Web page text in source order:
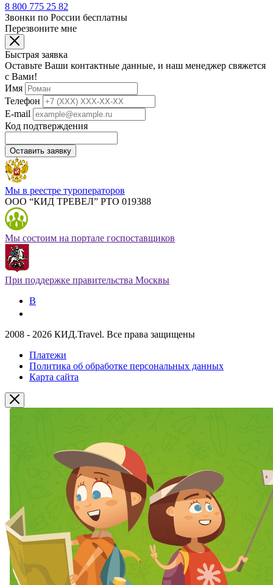
8 800 775 25 82
Звонки по России бесплатны
Перезвоните мне
Быстрая заявка
Оставьте Ваши контактные данные, и наш менеджер свяжется
с Вами!
Имя
Телефон
E-mail
Код подтверждения
Оставить заявку
Мы в реестре туроператоров
ООО “КИД ТРЕВЕЛ” РТО 019388
Мы состоим на портале госпоставщиков
При поддержке правительства Москвы
В
2008 - 2026 КИД.Travel. Все права защищены
Платежи
Политика об обработке персональных данных
Карта сайта